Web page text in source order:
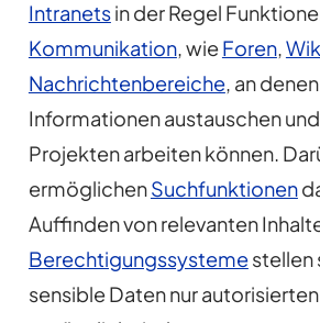
Intranetsin der Regel
Kommunikation, wieForen,
Nachrichtenbereiche, an
Informationen austauschen
Projekten arbeiten können.
ermöglichenSuchfunktionen
Auffinden von relevanten
Berechtigungssystemestellen
sensible Daten nur